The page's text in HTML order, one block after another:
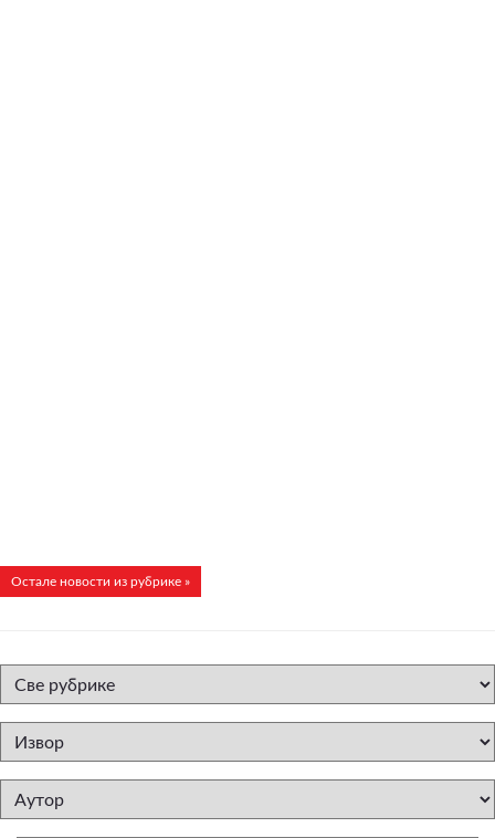
Остале новости из рубрике »